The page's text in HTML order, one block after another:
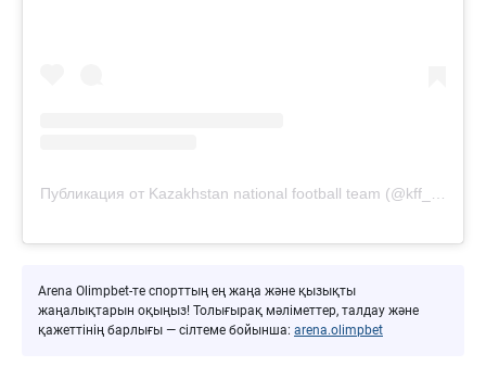
Arena Olimpbet-те спорттың ең жаңа және қызықты
жаңалықтарын оқыңыз! Толығырақ мәліметтер, талдау және
қажеттінің барлығы — сілтеме бойынша: arena.olimpbet